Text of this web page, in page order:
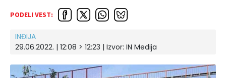
PODELI VEST:
INĐIJA
29.06.2022. | 12:08 > 12:23 | Izvor: IN Medija